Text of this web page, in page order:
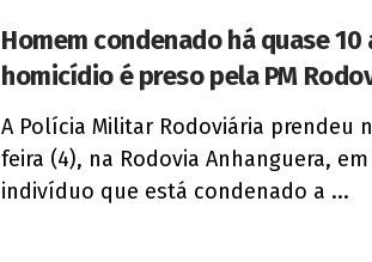
Homem condenado há quase 10
homicídio é preso pela PM
A Polícia Militar Rodoviária prendeu
feira (4), na Rodovia Anhanguera,
indivíduo que está condenado a ...